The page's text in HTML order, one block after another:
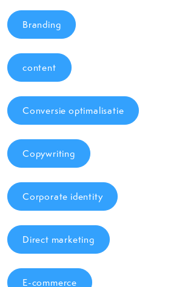
Branding
content
Conversie optimalisatie
Copywriting
Corporate identity
Direct marketing
E-commerce